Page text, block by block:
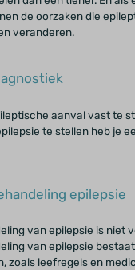
de oorzaken die
veranderen.
aanval vast te
te stellen heb je
epilepsie
van epilepsie is niet
van epilepsie
zoals leefregels en